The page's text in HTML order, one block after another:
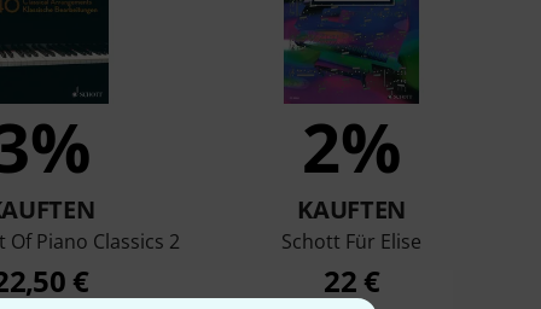
Of Piano Classics 2
€
2%
KAUFTEN
Schott Für Elise
22 €